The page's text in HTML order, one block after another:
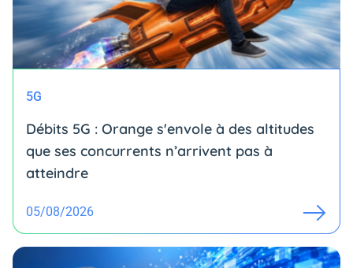
5G
Débits 5G : Orange s'envole à des altitudes
que ses concurrents n’arrivent pas à
atteindre
05/08/2026